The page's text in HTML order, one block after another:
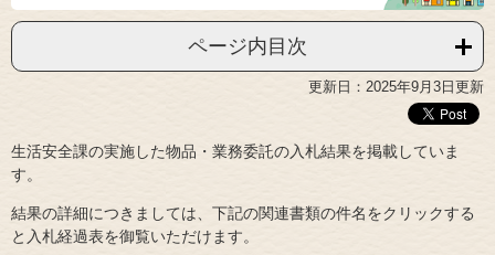
ページ内目次
更新日：2025年9月3日更新
生活安全課の実施した物品・業務委託の入札結果を掲載していま
す。
結果の詳細につきましては、下記の関連書類の件名をクリックする
と入札経過表を御覧いただけます。